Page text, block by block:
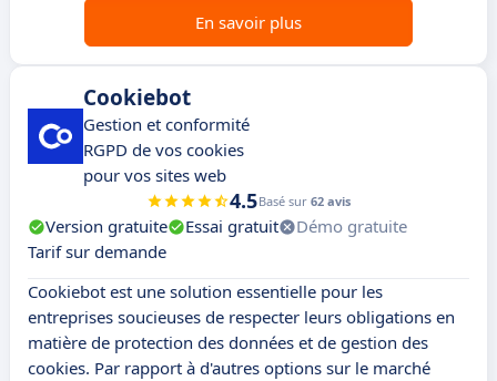
En savoir plus
Cookiebot
Gestion et conformité
RGPD de vos cookies
pour vos sites web
4.5Basé sur 62 avis
Version gratuite Essai gratuit
Démo gratuite
Tarif sur demande
Cookiebot est une solution essentielle pour les
entreprises soucieuses de respecter leurs obligations en
matière de protection des données et de gestion des
cookies. Par rapport à d'autres options sur le marché